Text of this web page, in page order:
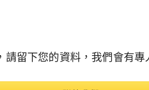
留下您的資料，我們會有專